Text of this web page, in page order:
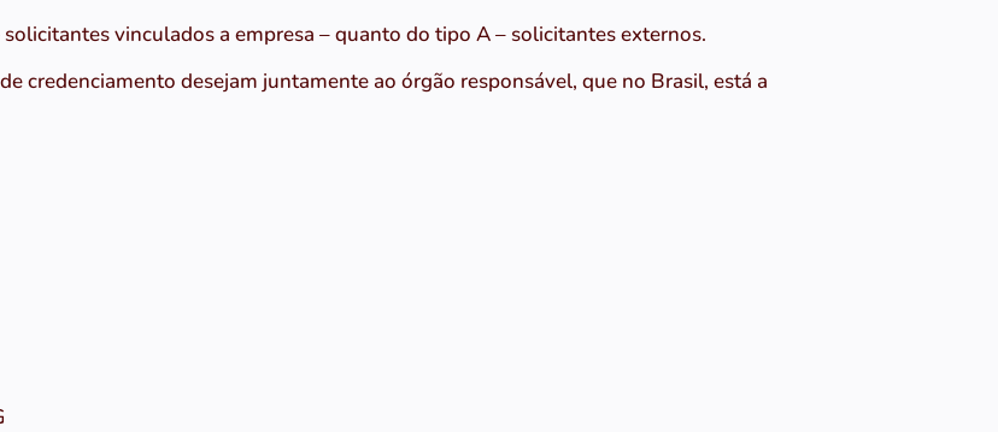
vinculados a empresa – quanto do tipo A – solicitantes externos.
credenciamento desejam juntamente ao órgão responsável, que no Brasil, está a